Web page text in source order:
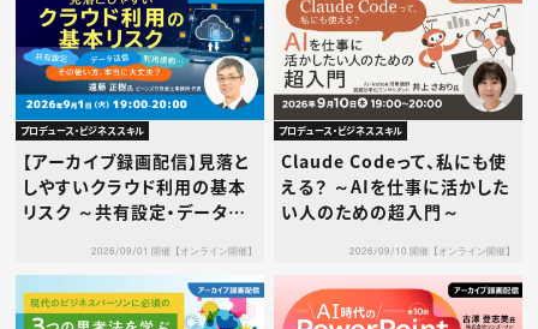
プロデュース・ビジネススキル
【アーカイブ録画配信】見落と
しやすいクラウド利用の基本
リスク ～共有設定・データ送
当に大丈夫？～2026/09/01 開催【オンライン開催】
プロデュース・ビジネススキル
Claude Codeって、私にも使
える？ ～AIを仕事に活かした
い人のための超入門～
2026/09/10 開催【オンライン開催】